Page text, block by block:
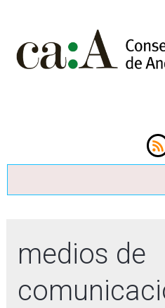
medios de